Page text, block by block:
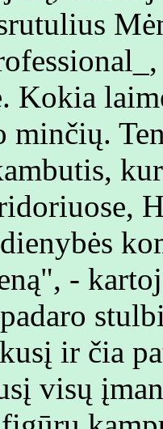
Kokia
-
ir čia
visų